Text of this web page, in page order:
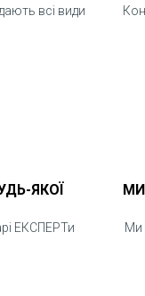
може
залежить від
зорієнтує
всі види
ЯКОЇ
ЕКСПЕРТи
Ми